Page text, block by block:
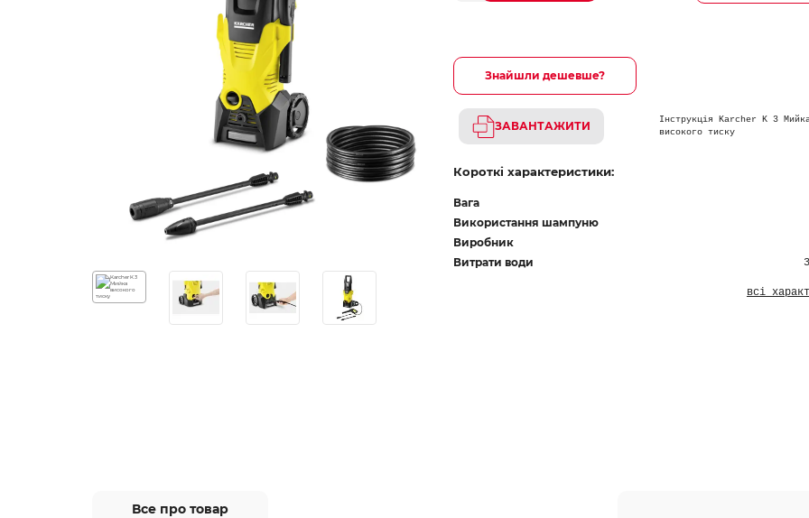
Знайшли дешевше?
ЗАВАНТАЖИТИ
Інструкція Karcher K 3
високого тиску
Короткі характеристики:
Вага
Використання шампуню
Виробник
Витрати води
всі
Все про товар